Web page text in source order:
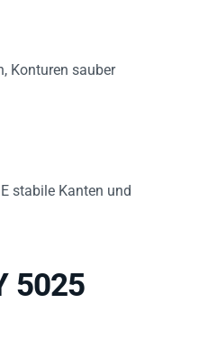
Konturen sauber
stabile Kanten und
5025